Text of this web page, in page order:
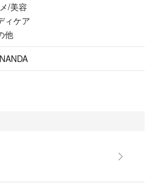
/美容
ィケア
他